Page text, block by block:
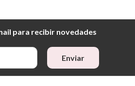
para recibir novedades
Enviar